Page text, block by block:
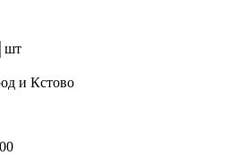
шт
и Кстово